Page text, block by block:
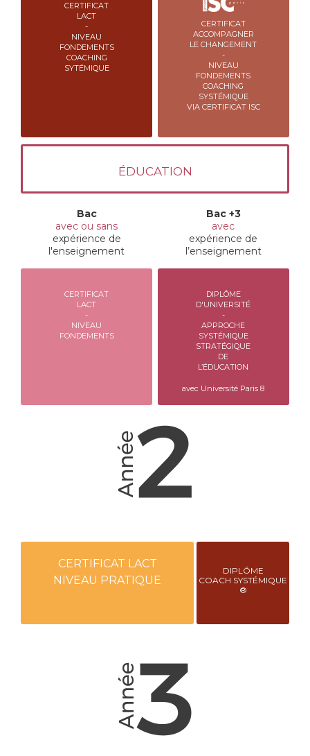
CERTIFICAT
LACT
-
NIVEAU
FONDEMENTS
COACHING
SYTÉMIQUE
CERTIFICAT
ACCOMPAGNER
LE CHANGEMENT
-
NIVEAU
FONDEMENTS
COACHING
SYSTÉMIQUE
VIA CERTIFICAT ISC
ÉDUCATION
Bac
avec ou sans
expérience de
l'enseignement
Bac +3
avec
expérience de
l’enseignement
CERTIFICAT
LACT
-
NIVEAU
FONDEMENTS
DIPLÔME
D'UNIVERSITÉ
-
APPROCHE
SYSTÉMIQUE
STRATÉGIQUE
DE
L’ÉDUCATION
avec Université Paris 8
CERTIFICAT LACT
NIVEAU PRATIQUE
DIPLÔME
COACH SYSTÉMIQUE
®